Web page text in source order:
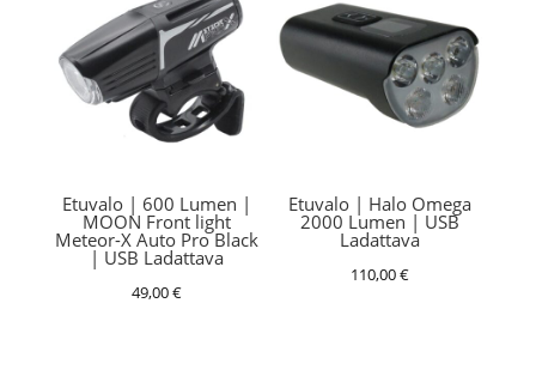
Etuvalo | 600 Lumen |
MOON Front light
Meteor-X Auto Pro Black
| USB Ladattava
49,00€
Etuvalo | Halo Omega
2000 Lumen | USB
Ladattava
110,00€